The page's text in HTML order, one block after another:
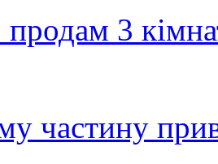
3
частину